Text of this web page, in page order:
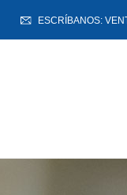
ESCRÍBANOS: